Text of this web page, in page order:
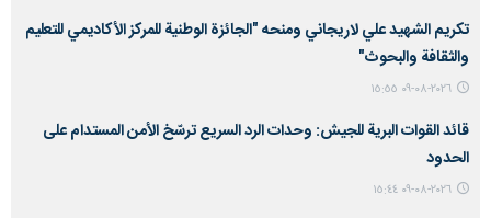
تكريم الشهيد علي لاريجاني ومنحه "الجائزة الوطنية للمركز الأكاديمي للتعليم
والثقافة والبحوث"
٢٠٢٦-٠٨-٠٩ ١٥:٥٥
قائد القوات البرية للجيش: وحدات الرد السريع ترسّخ الأمن المستدام على
الحدود
٢٠٢٦-٠٨-٠٩ ١٥:٤٤